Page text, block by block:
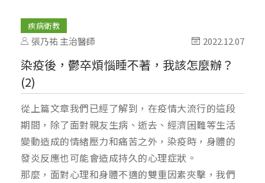
疾病衛教
張乃祐 主治醫師 2022.12.07
染疫後，鬱卒煩惱睡不著，我該怎麼辦？
(2)
從上篇文章我們已經了解到，在疫情大流行的這段
期間，除了面對親友生病、逝去、經濟困難等生活
變動造成的情緒壓力和痛苦之外，染疫時，身體的
發炎反應也可能會造成持久的心理症狀。
那麼，面對心理和身體不適的雙重因素夾擊，我們